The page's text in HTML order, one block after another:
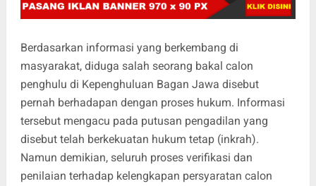
Berdasarkan informasi yang berkembang di
masyarakat, diduga salah seorang bakal calon
penghulu di Kepenghuluan Bagan Jawa disebut
pernah berhadapan dengan proses hukum. Informasi
tersebut mengacu pada putusan pengadilan yang
disebut telah berkekuatan hukum tetap (inkrah).
Namun demikian, seluruh proses verifikasi dan
penilaian terhadap kelengkapan persyaratan calon